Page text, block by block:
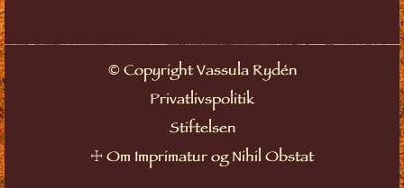
©Copyright Vassula Rydén
Privatlivspolitik
Stiftelsen
☩ Om Imprimatur og Nihil Obstat